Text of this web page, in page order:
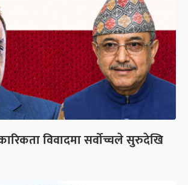
विवादमा सर्वोच्चले सुरुदेखि